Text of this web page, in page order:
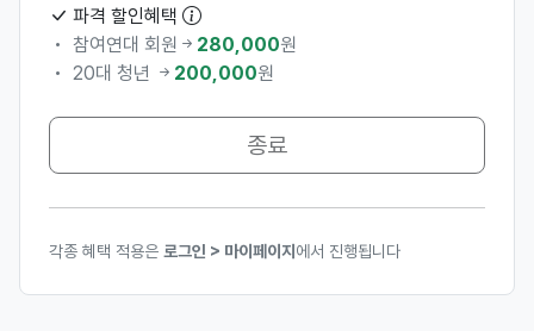
파격 할인혜택
참여연대 회원
280,000원
20대 청년
200,000원
종료
각종 혜택 적용은 로그인 > 마이페이지 에서 진행됩니다